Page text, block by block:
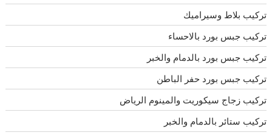
تركيب بلاط وسيراميك
تركيب جبس بورد بالاحساء
تركيب جبس بورد بالدمام والخبر
تركيب جبس بورد حفر الباطن
تركيب زجاج سيكوريت والمينوم الرياض
تركيب ستائر بالدمام والخبر